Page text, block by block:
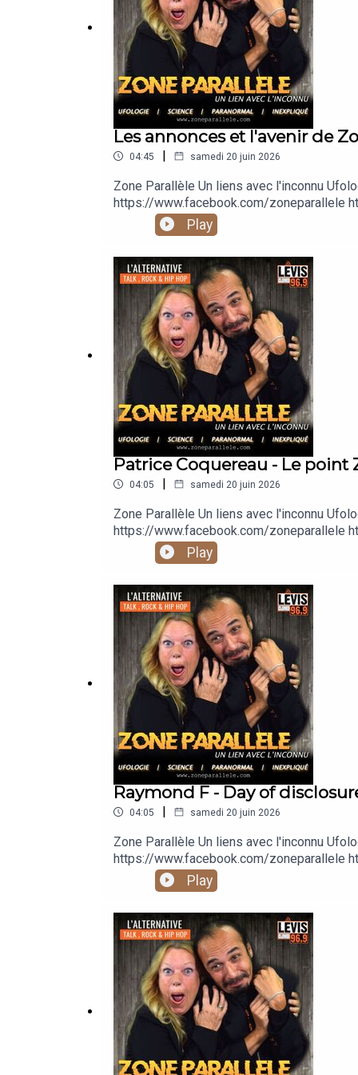
Les annonces et l'avenir de
04:45 | samedi 20 juin 2026
Zone Parallèle Un liens avec l'inconnu
https://www.facebook.com/zoneparallele
https://www.youtube.com/@zoneparallele
Play
Patrice Coquereau - Le point
04:05 | samedi 20 juin 2026
Zone Parallèle Un liens avec l'inconnu
https://www.facebook.com/zoneparallele
https://www.youtube.com/@zoneparallele
Play
Raymond F - Day of
04:05 | samedi 20 juin 2026
Zone Parallèle Un liens avec l'inconnu
https://www.facebook.com/zoneparallele
https://www.youtube.com/@zoneparallele
Play